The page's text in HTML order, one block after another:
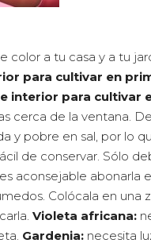
a tu casa y a tu
para cultivar en
interior para cultivar
cerca de la ventana.
y pobre en sal, por lo
de conservar. Sólo
aconsejable abonarla
Colócala en una
Violeta africana:
Gardenia: necesita